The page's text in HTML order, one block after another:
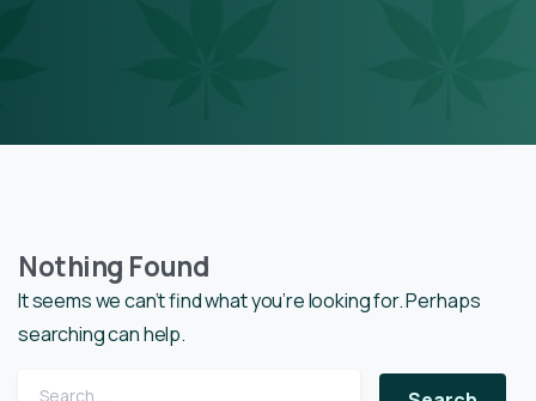
Nothing Found
It seems we can’t find what you’re looking for. Perhaps
searching can help.
Search for: